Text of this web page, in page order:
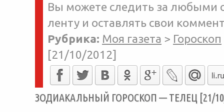
Вы можете следить за любыми
ленту и оставлять свои
Рубрика: Моя газета > Гороскоп
[21/10/2012]
ЗОДИАКАЛЬНЫЙ ГОРОСКОП — ТЕЛЕЦ [21/